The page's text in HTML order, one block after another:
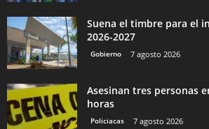
Suena el timbre para el
2026-2027
Gobierno 7 agosto 2026
Asesinan tres personas
horas
Policiacas 7 agosto 2026